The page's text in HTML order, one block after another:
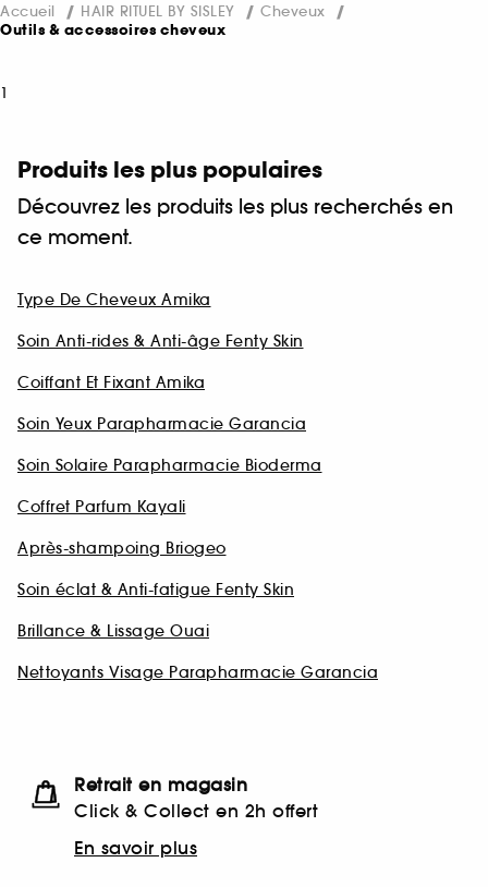
Accueil HAIR RITUEL BY SISLEY Cheveux
Outils & accessoires cheveux
1
Produits les plus populaires
Découvrez les produits les plus recherchés en
ce moment.
Type De Cheveux Amika
Soin Anti-rides & Anti-âge Fenty Skin
Coiffant Et Fixant Amika
Soin Yeux Parapharmacie Garancia
Soin Solaire Parapharmacie Bioderma
Coffret Parfum Kayali
Après-shampoing Briogeo
Soin éclat & Anti-fatigue Fenty Skin
Brillance & Lissage Ouai
Nettoyants Visage Parapharmacie Garancia
Retrait en magasin
Click & Collect en 2h offert
En savoir plus